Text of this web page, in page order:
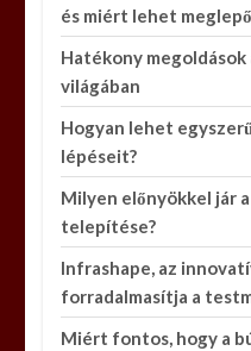
és miért lehet
Hatékony
világában
Hogyan lehet
lépéseit?
Milyen előnyökkel jár
telepítése?
Infrashape, az
forradalmasítja a
Miért fontos, hogy a